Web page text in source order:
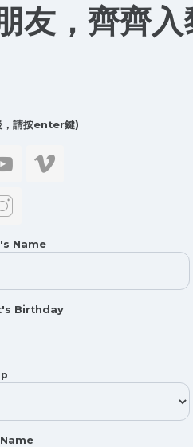
友，齊齊入
請按enter鍵)
Name
Birthday
Name